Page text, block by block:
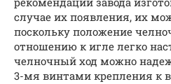
случае их появления, их
поскольку положение
отношению к игле легко
челночный ход можно
3-мя винтами крепления к